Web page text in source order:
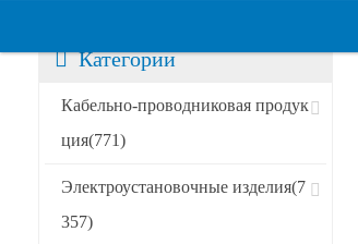
Категории
Кабельно-проводниковая продук
ция(771)
Электроустановочные изделия(7
357)
Сортировать по:
Специальные предложения
Акции